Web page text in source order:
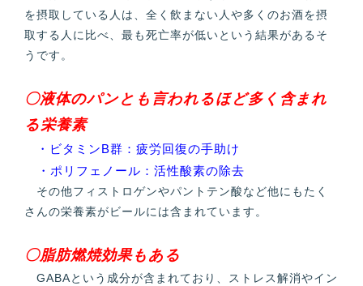
を摂取している人は、全く飲まない人や多くのお酒を摂
取する人に比べ、最も死亡率が低いという結果があるそ
うです。
〇液体のパンとも言われるほど多く含まれ
る栄養素
・ビタミンB群：疲労回復の手助け
・ポリフェノール：活性酸素の除去
その他フィストロゲンやパントテン酸など他にもたく
さんの栄養素がビールには含まれています。
〇脂肪燃焼効果もある
GABAという成分が含まれており、ストレス解消やイン